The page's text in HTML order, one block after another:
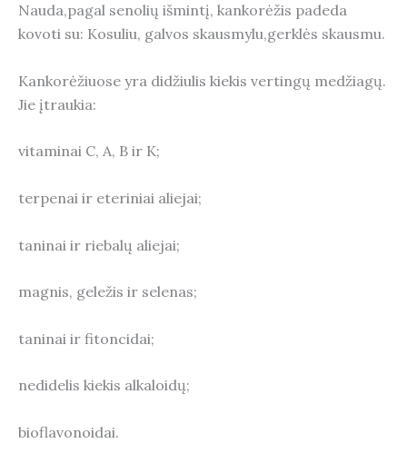
Nauda,pagal senolių išmintį, kankorėžis padeda
kovoti su: Kosuliu, galvos skausmylu,gerklės skausmu.
Kankorėžiuose yra didžiulis kiekis vertingų medžiagų.
Jie įtraukia:
vitaminai C, A, B ir K;
terpenai ir eteriniai aliejai;
taninai ir riebalų aliejai;
magnis, geležis ir selenas;
taninai ir fitoncidai;
nedidelis kiekis alkaloidų;
bioflavonoidai.